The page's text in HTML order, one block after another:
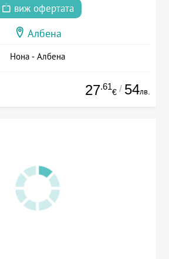
виж офертата
Албена
Нона - Албена
27.61
€ / 54лв.